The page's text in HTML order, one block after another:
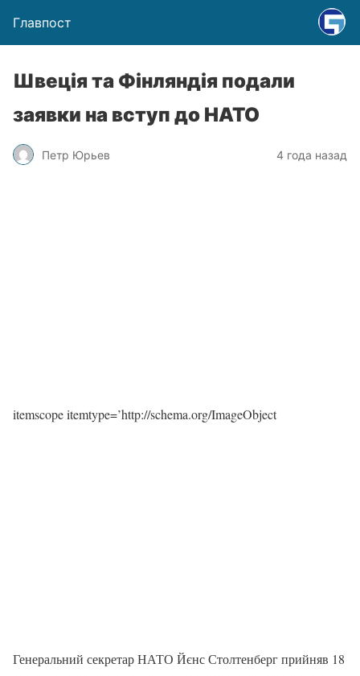
Главпост
Швеція та Фінляндія подали
заявки на вступ до НАТО
Петр Юрьев 4 года назад
itemscope itemtype=’http://schema.org/ImageObject
Генеральний секретар НАТО Йєнс Столтенберг прийняв 18